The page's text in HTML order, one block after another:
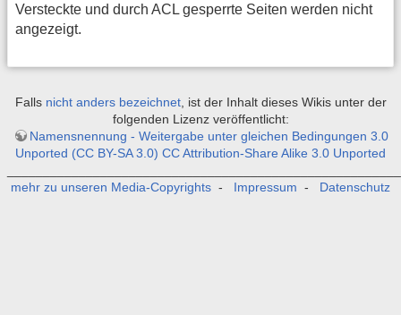
Versteckte und durch ACL gesperrte Seiten werden nicht
angezeigt.
Falls nicht anders bezeichnet, ist der Inhalt dieses Wikis unter der
folgenden Lizenz veröffentlicht:
Namensnennung - Weitergabe unter gleichen Bedingungen 3.0
Unported (CC BY-SA 3.0) CC Attribution-Share Alike 3.0 Unported
mehr zu unseren Media-Copyrights - Impressum - Datenschutz